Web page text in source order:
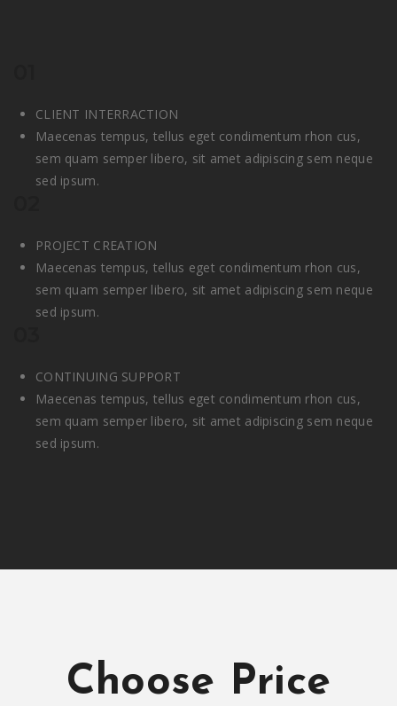
CLIENT INTERRACTION
Maecenas tempus, tellus eget condimentum rhon cus,
sem quam semper libero, sit amet adipiscing sem neque
sed ipsum.
PROJECT CREATION
Maecenas tempus, tellus eget condimentum rhon cus,
sem quam semper libero, sit amet adipiscing sem neque
sed ipsum.
CONTINUING SUPPORT
Maecenas tempus, tellus eget condimentum rhon cus,
sem quam semper libero, sit amet adipiscing sem neque
sed ipsum.
Choose Price